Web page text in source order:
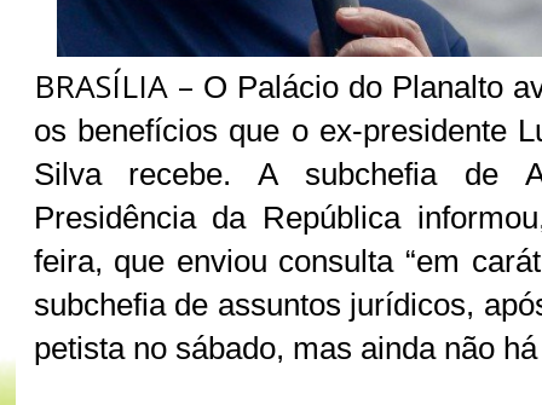
BRASÍLIA – O Palácio do Planalto
os benefícios que o ex-presidente
Silva recebe. A subchefia de
Presidência da República
feira, que enviou consulta “em
subchefia de assuntos jurídicos,
petista no sábado, mas ainda não